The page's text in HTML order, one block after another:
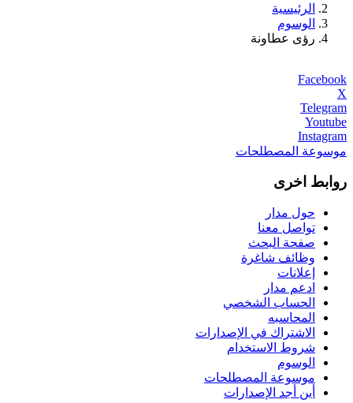
الرئيسية
الوسوم
رؤى عطاونة
Facebook
X
Telegram
Youtube
Instagram
موسوعة المصطلحات
روابط اخرى
حول مدار
تواصل معنا
صفحة البحث
وظائف شاغرة
إعلانات
ادعم مدار
الحساب الشخصي
المحاسبه
الاشتراك في الإصدارات
شروط الاستخدام
الوسوم
موسوعة المصطلحات
أين أجد الإصدارات